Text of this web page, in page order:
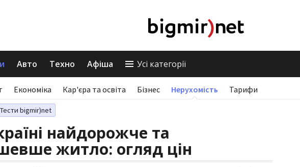
Авто Техно Афіша Усі категорії
Економіка Кар'єра та освіта Бізнес Нерухомість Тарифи
Тести bigmir)net
найдорожче та
житло: огляд цін